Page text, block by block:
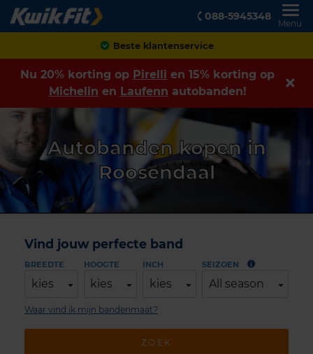
088-5945348
Menu
Achteraf betalen
Nu 20% korting op Pirelli en 15% korting op
Michelin en Laufenn autobanden!
Autobanden kopen in
Roosendaal
Vind jouw perfecte band
BREEDTE
kies
HOOGTE
kies
INCH
kies
SEIZOEN
All season
ZOEK
Waar vind ik mijn bandenmaat?